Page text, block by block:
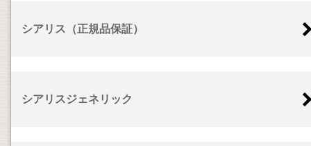
シアリス（正規品保証）
シアリスジェネリック